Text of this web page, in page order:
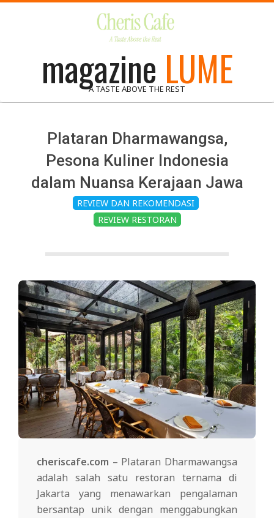
magazine LUME
A TASTE ABOVE THE REST
Plataran Dharmawangsa,
Pesona Kuliner Indonesia
dalam Nuansa Kerajaan Jawa
REVIEW DAN REKOMENDASI
REVIEW RESTORAN
cheriscafe.com – Plataran Dharmawangsa
adalah salah satu restoran ternama di
Jakarta yang menawarkan pengalaman
bersantap unik dengan menggabungkan